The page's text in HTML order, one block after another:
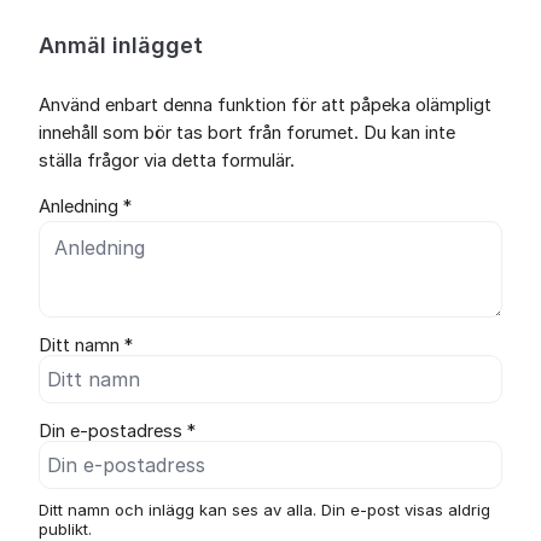
Anmäl inlägget
Använd enbart denna funktion för att påpeka olämpligt
innehåll som bör tas bort från forumet. Du kan inte
ställa frågor via detta formulär.
Anledning *
Ditt namn *
Din e-postadress *
Ditt namn och inlägg kan ses av alla. Din e-post visas aldrig
publikt.